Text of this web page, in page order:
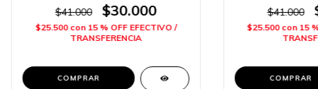
$41.000
$30.000
$25.500 con 15 % OFF EFECTIVO /
TRANSFERENCIA
$41.000
$25.500 con 15